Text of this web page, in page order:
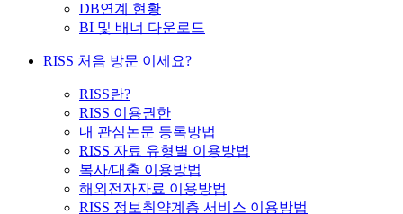
DB연계 현황
BI 및 배너 다운로드
RISS 처음 방문 이세요?
RISS란?
RISS 이용권한
내 관심논문 등록방법
RISS 자료 유형별 이용방법
복사/대출 이용방법
해외전자자료 이용방법
RISS 정보취약계층 서비스 이용방법